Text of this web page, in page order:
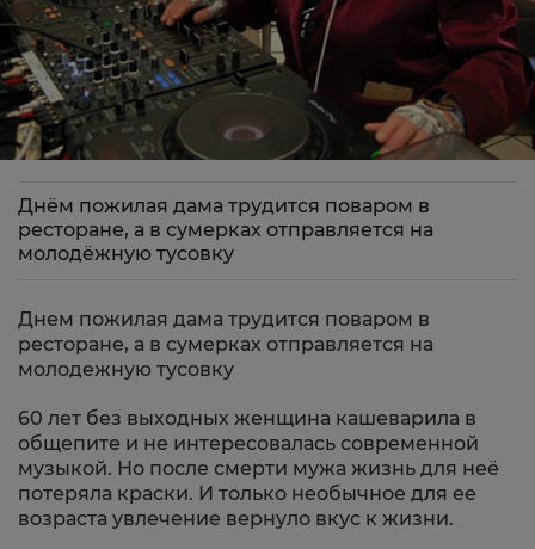
Днём пожилая дама трудится поваром в
ресторане, а в сумерках отправляется на
молодёжную тусовку
Днем пожилая дама трудится поваром в
ресторане, а в сумерках отправляется на
молодежную тусовку
60 лет без выходных женщина кашеварила в
общепите и не интересовалась современной
музыкой. Но после смерти мужа жизнь для неё
потеряла краски. И только необычное для ее
возраста увлечение вернуло вкус к жизни.